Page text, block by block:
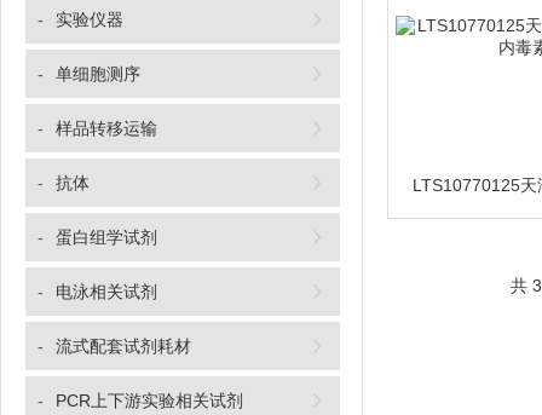
- 实验仪器
- 单细胞测序
- 样品转移运输
- 抗体
- 蛋白组学试剂
- 电泳相关试剂
- 流式配套试剂耗材
- PCR上下游实验相关试剂
共